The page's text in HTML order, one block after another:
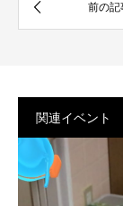
関連イベント